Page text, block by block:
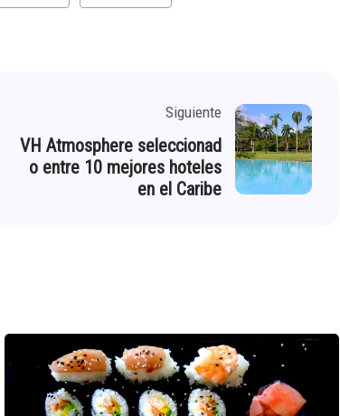
Siguiente
VH Atmosphere seleccionad
o entre 10 mejores hoteles
en el Caribe